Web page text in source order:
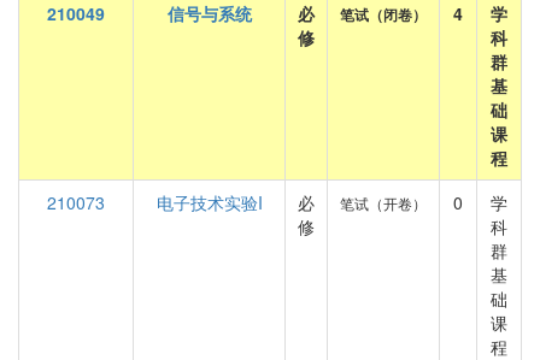
210049
信号与系统
必
修
笔试（闭卷） 4
学
科
群
基
础
课
程
210073
电子技术实验I
必
修
笔试（开卷） 0
学
科
群
基
础
课
程